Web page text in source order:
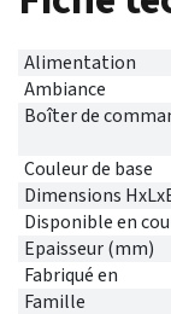
Alimentation
Ambiance
Boîter de
Couleur de base
Dimensions
Disponible en
Epaisseur (mm)
Fabriqué en
Famille